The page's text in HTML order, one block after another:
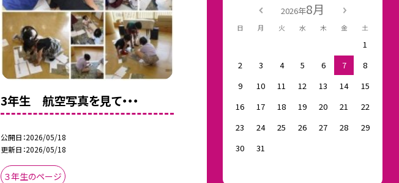
3年生 航空写真を見て・・・
公開日 2026/05/18
更新日 2026/05/18
３年生のページ
2026年8月
日 月 火 水 木 金 土
1
2
3 4 5 6 7
8
9
10 11 12 13 14
15
16
17 18 19 20 21
22
23
24 25 26 27 28
29
30
31